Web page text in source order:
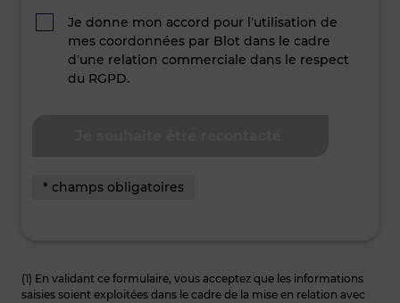
Je donne mon accord pour l’utilisation de
mes coordonnées par Blot dans le cadre
d’une relation commerciale dans le respect
du RGPD.
* champs obligatoires
(1) En validant ce formulaire, vous acceptez que les informations
saisies soient exploitées dans le cadre de la mise en relation avec